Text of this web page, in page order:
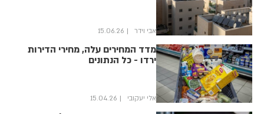
אבי וידר 15.06.26
מדד המחירים עלה, מחירי הדירות
ירדו - כל הנתונים
אלי יעקובי 15.04.26